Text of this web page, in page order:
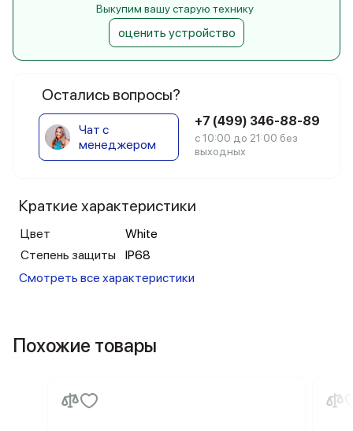
Остались вопросы?
Чат с
менеджером
+7 (499) 346-88-89
с 10:00 до 21:00 без
выходных
Краткие характеристики
Цвет
White
Степень защиты
IP68
Смотреть все характеристики
Выкупим вашу старую технику
оценить устройство
Похожие товары